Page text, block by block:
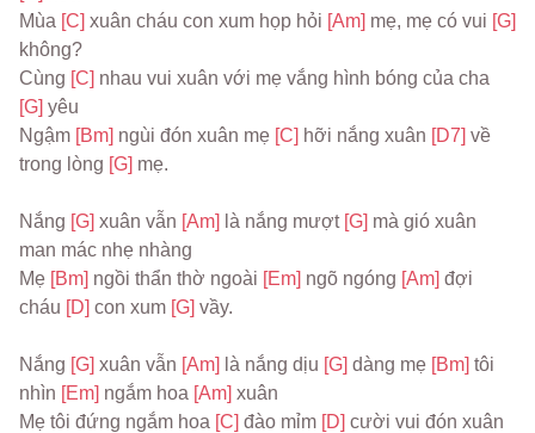
Mùa [C] xuân cháu con xum họp hỏi [Am] mẹ, mẹ có vui
không?
Cùng [C]
[G] yêu
Ngậm [Bm] ngùi đón xuân mẹ [C] hỡi nắng xuân [D7] về
trong lòng [G] mẹ.
Nắng [G] xuân vẫn [Am] là nắng mượt [G] mà gió xuân
man mác nhẹ nhàng
Mẹ [Bm] ngồi thẩn thờ ngoài [Em] ngõ ngóng [Am] đợi
cháu [D] con xum [G] vầy.
Nắng [G] xuân vẫn [Am] là nắng dịu [G] dàng mẹ [Bm] tôi
nhìn [Em] ngắm hoa [Am] xuân
Mẹ tôi đứng ngắm hoa [C] đào mỉm [D]